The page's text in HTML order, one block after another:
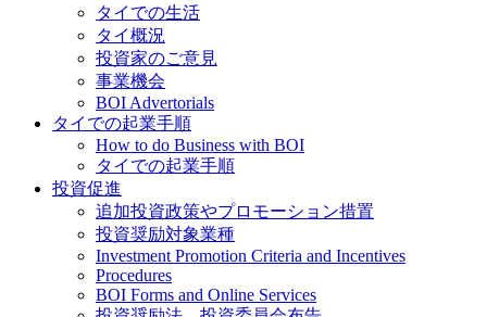
タイでの生活
タイ概況
投資家のご意見
事業機会
BOI Advertorials
タイでの起業手順
How to do Business with BOI
タイでの起業手順
投資促進
追加投資政策やプロモーション措置
投資奨励対象業種
Investment Promotion Criteria and Incentives
Procedures
BOI Forms and Online Services